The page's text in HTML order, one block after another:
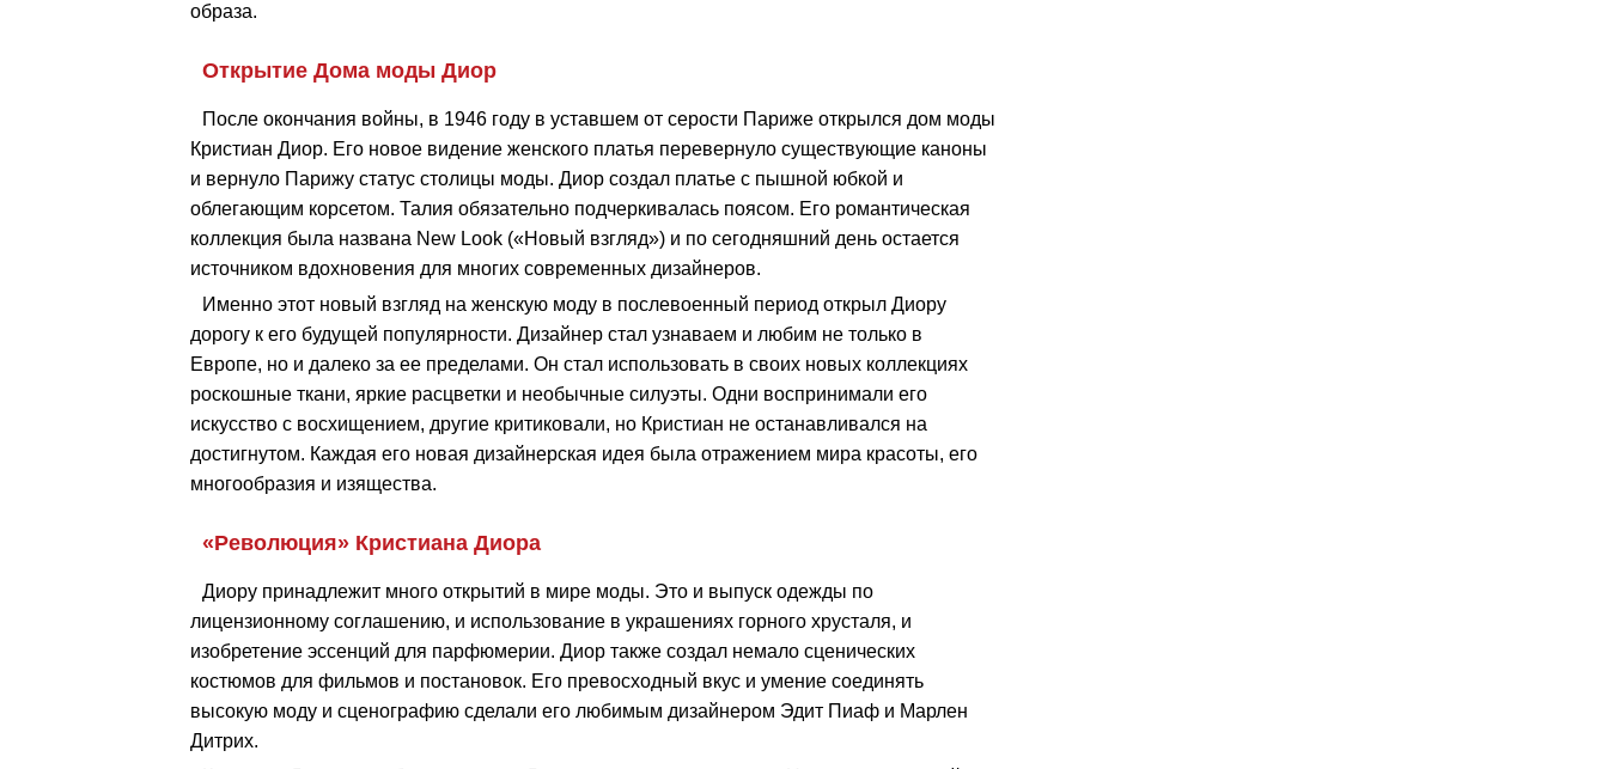
образа.
Открытие Дома моды Диор
После окончания войны, в 1946 году в уставшем от серости Париже открылся дом моды
Кристиан Диор. Его новое видение женского платья перевернуло существующие каноны
и вернуло Парижу статус столицы моды. Диор создал платье с пышной юбкой и
облегающим корсетом. Талия обязательно подчеркивалась поясом. Его романтическая
коллекция была названа New Look («Новый взгляд») и по сегодняшний день остается
источником вдохновения для многих современных дизайнеров.
Именно этот новый взгляд на женскую моду в послевоенный период открыл Диору
дорогу к его будущей популярности. Дизайнер стал узнаваем и любим не только в
Европе, но и далеко за ее пределами. Он стал использовать в своих новых коллекциях
роскошные ткани, яркие расцветки и необычные силуэты. Одни воспринимали его
искусство с восхищением, другие критиковали, но Кристиан не останавливался на
достигнутом. Каждая его новая дизайнерская идея была отражением мира красоты, его
многообразия и изящества.
«Революция» Кристиана Диора
Диору принадлежит много открытий в мире моды. Это и выпуск одежды по
лицензионному соглашению, и использование в украшениях горного хрусталя, и
изобретение эссенций для парфюмерии. Диор также создал немало сценических
костюмов для фильмов и постановок. Его превосходный вкус и умение соединять
высокую моду и сценографию сделали его любимым дизайнером Эдит Пиаф и Марлен
Дитрих.